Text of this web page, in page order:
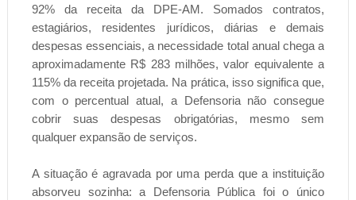
92% da receita da DPE-AM. Somados contratos,
estagiários, residentes jurídicos, diárias e demais
despesas essenciais, a necessidade total anual chega a
aproximadamente R$ 283 milhões, valor equivalente a
115% da receita projetada. Na prática, isso significa que,
com o percentual atual, a Defensoria não consegue
cobrir suas despesas obrigatórias, mesmo sem
qualquer expansão de serviços.
A situação é agravada por uma perda que a instituição
absorveu sozinha: a Defensoria Pública foi o único